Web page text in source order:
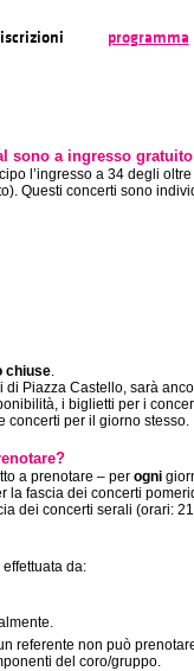
iscrizioni programma
sono a ingresso
l’ingresso a 34 degli
Questi concerti sono
chiuse.
di Piazza Castello, sarà
i biglietti per i
concerti per il giorno stesso.
a prenotare – per ogni
la fascia dei concerti
dei concerti serali (orari:
da:
referente non può
del coro/gruppo.